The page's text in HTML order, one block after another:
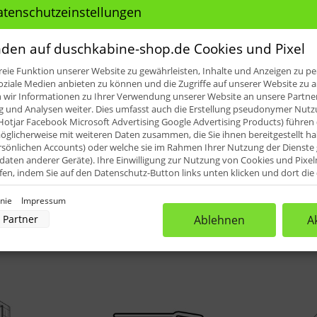
HSK Premium Softcube
Pos. 20, 37, 38)
(1.000 mm). Diese können dann vor Ort an die
auf duschkabine-shop.de Cookies und Pixel
Funktion unserer Website zu gewährleisten, Inhalte und Anzeigen zu
Medien anbieten zu können und die Zugriffe auf unserer Website zu
wir Informationen zu Ihrer Verwendung unserer Website an unsere
und Analysen weiter. Dies umfasst auch die Erstellung pseudonymer
Facebook Microsoft Advertising Google Advertising Products) führen
mit weiteren Daten zusammen, die Sie ihnen bereitgestellt
Accounts) oder welche sie im Rahmen Ihrer Nutzung der
anderer Geräte). Ihre Einwilligung zur Nutzung von Cookies und
indem Sie auf den Datenschutz-Button links unten klicken und dort
durch unsere Partner:
Daten zur Auswahl von Werbeanzeigen
für personalisierte Werbung
von Inhalten
durch Statistiken oder Kombinationen von Daten aus verschiedenen Quellen
Impressum
Partner Ablehnen